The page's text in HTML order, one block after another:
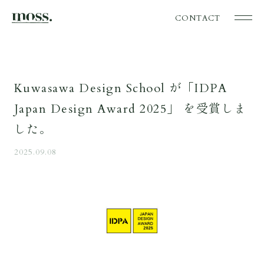
CONTACT
Kuwasawa Design School が「IDPA
Japan Design Award 2025」 を受賞しま
した。
2025.09.08